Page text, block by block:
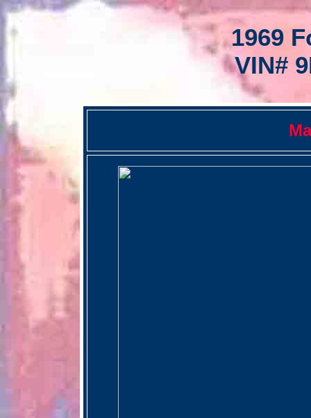
1969
VIN#